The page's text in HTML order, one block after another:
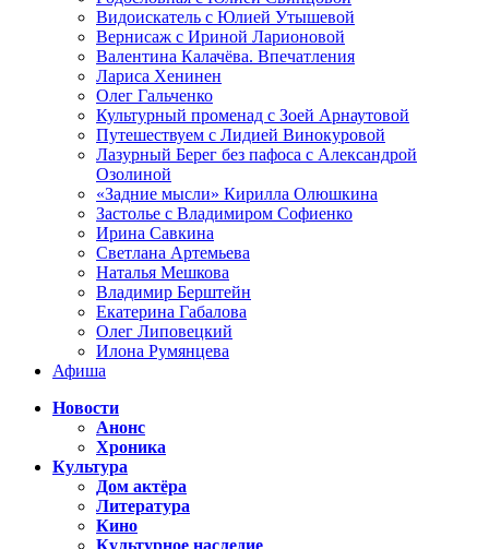
Видоискатель с Юлией Утышевой
Вернисаж с Ириной Ларионовой
Валентина Калачёва. Впечатления
Лариса Хенинен
Олег Гальченко
Культурный променад с Зоей Арнаутовой
Путешествуем с Лидией Винокуровой
Лазурный Берег без пафоса с Александрой
Озолиной
«Задние мысли» Кирилла Олюшкина
Застолье с Владимиром Софиенко
Ирина Савкина
Светлана Артемьева
Наталья Мешкова
Владимир Берштейн
Екатерина Габалова
Олег Липовецкий
Илона Румянцева
Афиша
Новости
Анонс
Хроника
Культура
Дом актёра
Литература
Кино